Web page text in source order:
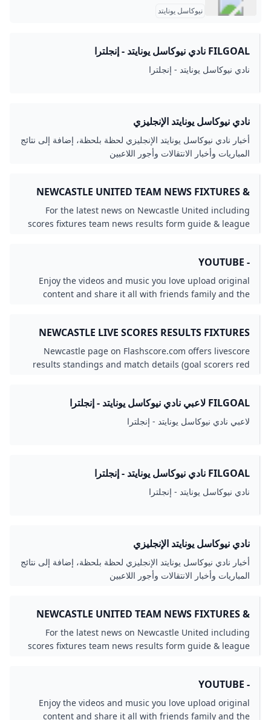
نيوكاسل يونايتد
FILGOAL نادي نيوكاسل يونايتد - إنجلترا
نادي نيوكاسل يونايتد - إنجلترا
نادي نيوكاسل يونايتد الإنجليزي
أخبار نادي نيوكاسل يونايتد الإنجليزي لحظة بلحظة، إضافة إلى نتائج
المباريات وأخبار الانتقالات وأجور اللاعبين
NEWCASTLE UNITED TEAM NEWS FIXTURES &
RESULTS 2025/26 PREMIER LEAGUE
For the latest news on Newcastle United including
scores fixtures team news results form guide & league
- YOUTUBE
Enjoy the videos and music you love upload original
content and share it all with friends family and the
NEWCASTLE LIVE SCORES RESULTS FIXTURES
LEEDS V NEWCASTLE UTD LIVE FOOTBALL
ENGLAND
Newcastle page on Flashscore.com offers livescore
results standings and match details (goal scorers red
FILGOAL لاعبي نادي نيوكاسل يونايتد - إنجلترا
لاعبي نادي نيوكاسل يونايتد - إنجلترا
FILGOAL نادي نيوكاسل يونايتد - إنجلترا
نادي نيوكاسل يونايتد - إنجلترا
نادي نيوكاسل يونايتد الإنجليزي
أخبار نادي نيوكاسل يونايتد الإنجليزي لحظة بلحظة، إضافة إلى نتائج
المباريات وأخبار الانتقالات وأجور اللاعبين
NEWCASTLE UNITED TEAM NEWS FIXTURES &
RESULTS 2025/26 PREMIER LEAGUE
For the latest news on Newcastle United including
scores fixtures team news results form guide & league
- YOUTUBE
Enjoy the videos and music you love upload original
content and share it all with friends family and the